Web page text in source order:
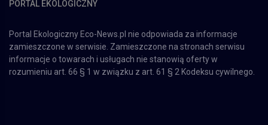
zamieszczone w serwisie. Zamieszczone na stronach serwisu
informacje o towarach i usługach nie stanowią oferty w
rozumieniu art. 66 § 1 w związku z art. 61 § 2 Kodeksu cywilnego.